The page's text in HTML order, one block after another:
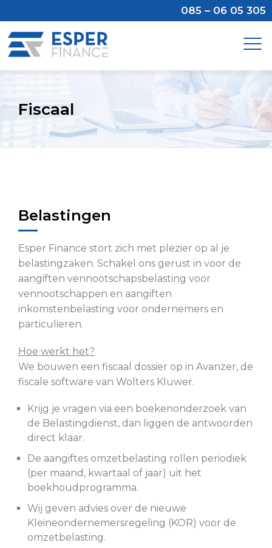
085 – 06 05 305
Fiscaal
Belastingen
Esper Finance stort zich met plezier op al je
belastingzaken. Schakel ons gerust in voor de
aangiften vennootschapsbelasting voor
vennootschappen en aangiften
inkomstenbelasting voor ondernemers en
particulieren.
Hoe werkt het?
We bouwen een fiscaal dossier op in Avanzer, de
fiscale software van Wolters Kluwer.
Krijg je vragen via een boekenonderzoek van
de Belastingdienst, dan liggen de antwoorden
direct klaar.
De aangiftes omzetbelasting rollen periodiek
(per maand, kwartaal of jaar) uit het
boekhoudprogramma.
Wij geven advies over de nieuwe
Kleineondernemersregeling (KOR) voor de
omzetbelasting.